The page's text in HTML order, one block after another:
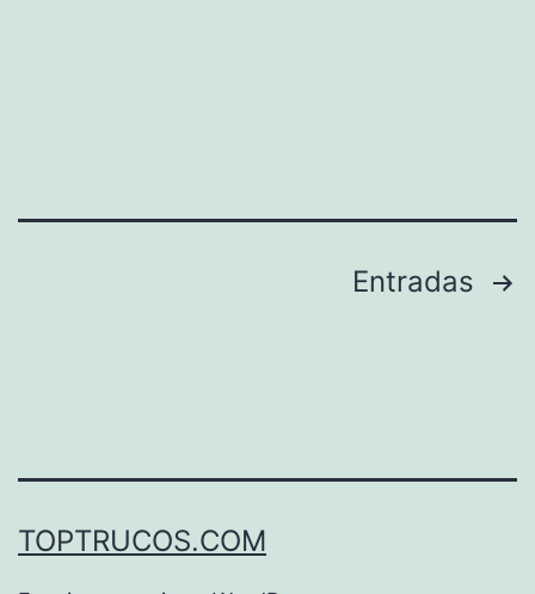
Entradas
TOPTRUCOS.COM